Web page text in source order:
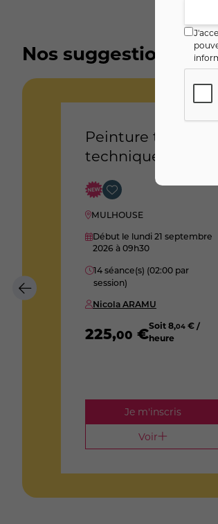
Nos suggestions
Peinture toutes
techniques
MULHOUSE
Début le lundi 21 septembre
2026 à 09h30
14 séance(s) (02:00 par
session)
Nicola ARAMU
225,00 €Soit8,04 € /
heure
Je m'inscris
Voir